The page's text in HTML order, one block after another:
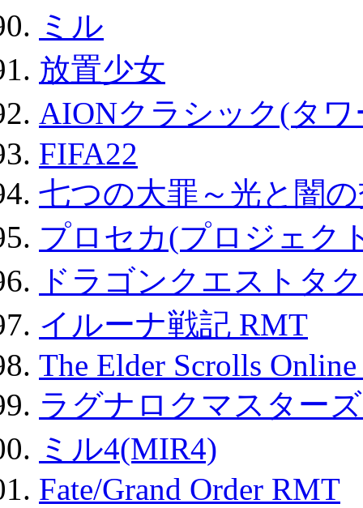
ミル
放置少女
AIONクラシック(タ
FIFA22
七つの大罪～光と闇
プロセカ(プロジェク
ドラゴンクエストタ
イルーナ戦記 RMT
The Elder Scrolls
ラグナロクマスター
ミル4(MIR4)
Fate/Grand Order RMT